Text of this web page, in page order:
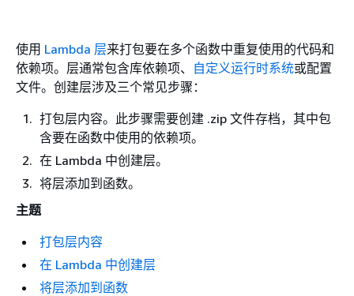
使用 Lambda 层来打包要在多个函数中重复使用的代码和
依赖项。层通常包含库依赖项、 自定义运行时系统或配置
文件。创建层涉及三个常见步骤：
打包层内容。此步骤需要创建 .zip 文件存档，其中包
含要在函数中使用的依赖项。
在 Lambda 中创建层。
将层添加到函数。
主题
打包层内容
在 Lambda 中创建层
将层添加到函数